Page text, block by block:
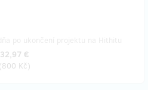
32,97 €
(800 Kč)